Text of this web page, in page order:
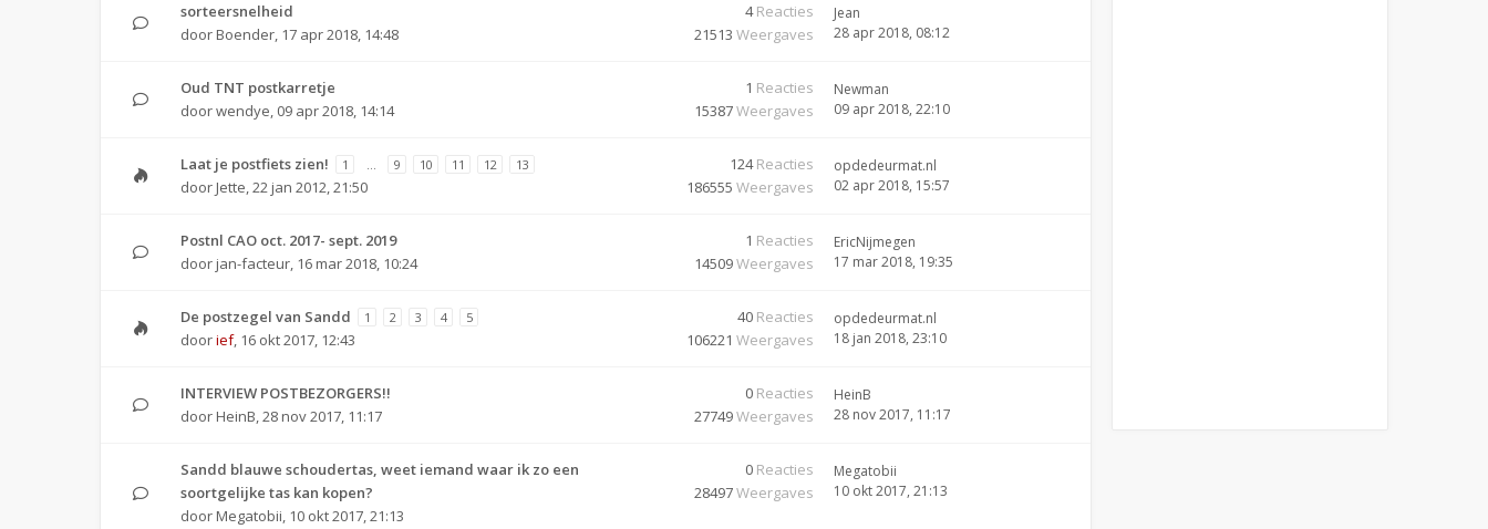
sorteersnelheid
door Boender, 17 apr 2018, 14:48
4Reacties
21513 Weergaves
Jean
28 apr 2018, 08:12
Oud TNT postkarretje
doorwendye, 09 apr 2018, 14:14
1 Reacties
15387Weergaves
Newman
09 apr 2018, 22:10
Laat je postfiets zien! 1 … 9 10 11 12 13
door Jette,22 jan 2012, 21:50
124Reacties
186555 Weergaves
opdedeurmat.nl
02 apr 2018, 15:57
Postnl CAO oct. 2017- sept. 2019
door jan-facteur, 16 mar 2018, 10:24
1 Reacties
14509Weergaves
EricNijmegen
17 mar 2018, 19:35
De postzegel van Sandd 1 2 3 4 5
doorief, 16 okt 2017, 12:43
40 Reacties
106221 Weergaves
opdedeurmat.nl
18 jan 2018, 23:10
INTERVIEW POSTBEZORGERS!!
door HeinB,28 nov 2017, 11:17
0 Reacties
27749Weergaves
HeinB
28 nov 2017, 11:17
Sandd blauwe schoudertas, weet iemand waar ik zo een
soortgelijke tas kan kopen?
door Megatobii, 10 okt 2017, 21:13
0 Reacties
28497Weergaves
Megatobii
10 okt 2017, 21:13